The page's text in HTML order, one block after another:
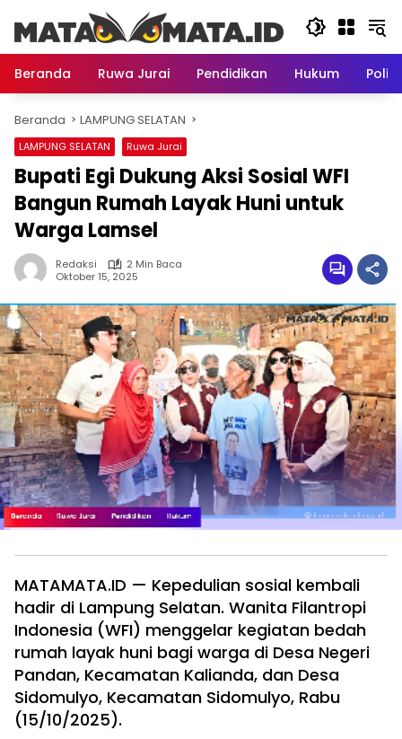
konten
Beranda
Ruwa Jurai Pendidikan Hukum
Beranda LAMPUNG SELATAN
LAMPUNG SELATAN Ruwa Jurai
Bupati Egi Dukung Aksi Sosial WFI
Bangun Rumah Layak Huni untuk
Warga Lamsel
Redaksi
2 Min Baca
Oktober 15, 2025
MATAMATA.ID — Kepedulian sosial kembali
hadir di Lampung Selatan. Wanita Filantropi
Indonesia (WFI) menggelar kegiatan bedah
rumah layak huni bagi warga di Desa Negeri
Pandan, Kecamatan Kalianda, dan Desa
Sidomulyo, Kecamatan Sidomulyo, Rabu
(15/10/2025).